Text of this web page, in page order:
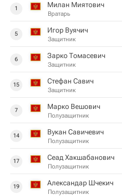
1 Милан Миятович
Вратарь
5 Игор Вуячич
Защитник
6 Зарко Томасевич
Защитник
15 Стефан Савич
Защитник
7 Марко Вешович
Полузащитник
14 Вукан Савичевич
Полузащитник
17 Сеад Хакшабанович
Полузащитник
19 Александар Шчекич
Полузащитник